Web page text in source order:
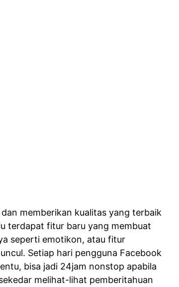
memberikan kualitas yang terbaik
terdapat fitur baru yang membuat
seperti emotikon, atau fitur
Setiap hari pengguna Facebook
bisa jadi 24jam nonstop apabila
melihat-lihat pemberitahuan